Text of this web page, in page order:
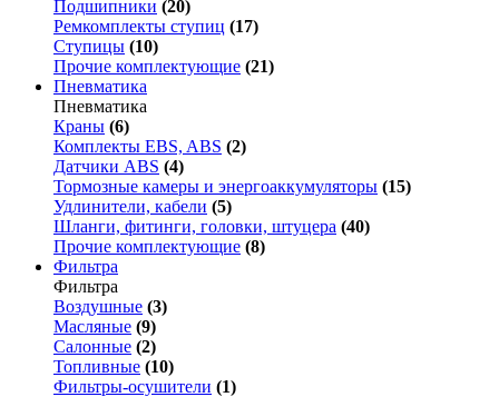
Подшипники (20)
Ремкомплекты ступиц (17)
Ступицы (10)
Прочие комплектующие (21)
Пневматика
Пневматика
Краны (6)
Комплекты EBS, ABS (2)
Датчики ABS (4)
Тормозные камеры и энергоаккумуляторы (15)
Удлинители, кабели (5)
Шланги, фитинги, головки, штуцера (40)
Прочие комплектующие (8)
Фильтра
Фильтра
Воздушные (3)
Масляные (9)
Салонные (2)
Топливные (10)
Фильтры-осушители (1)